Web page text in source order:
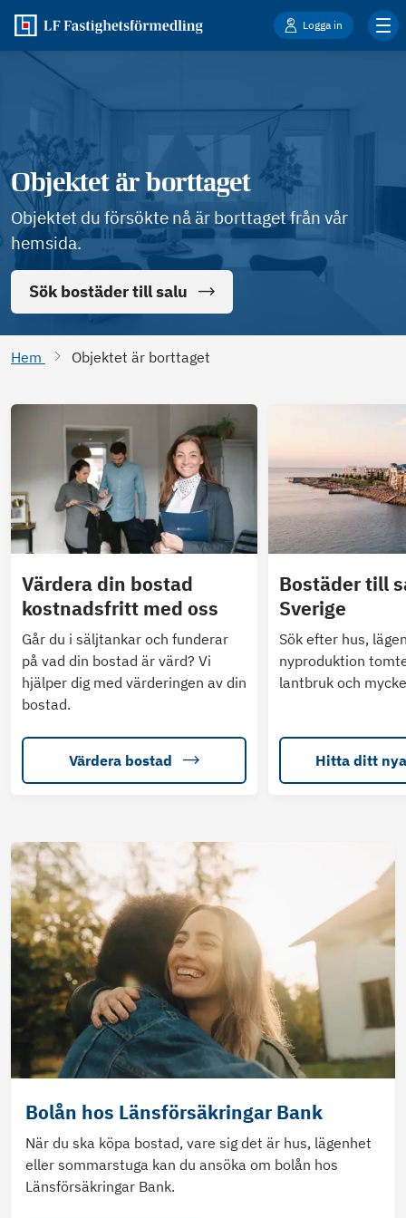
Logga in
Objektet är borttaget
Objektet du försökte nå är borttaget från vår
hemsida.
Sök bostäder till salu
Hem Objektet är borttaget
Värdera din bostad
kostnadsfritt med oss
Går du i säljtankar och funderar
på vad din bostad är värd? Vi
hjälper dig med värderingen av din
bostad.
Värdera bostad
Bostäder till
Sverige
Sök efter hus,
nyproduktion
lantbruk och
Hitta ditt
Bolån hos Länsförsäkringar Bank
När du ska köpa bostad, vare sig det är hus, lägenhet
eller sommarstuga kan du ansöka om bolån hos
Länsförsäkringar Bank.